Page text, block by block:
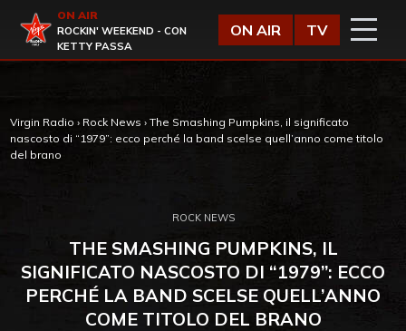
Virgin Radio
ON AIR
ROCKIN' WEEKEND - CON
KETTY PASSA
ON AIR TV
Virgin Radio › Rock News › The Smashing Pumpkins, il significato
nascosto di “1979”: ecco perché la band scelse quell’anno come titolo
del brano
ROCK NEWS
THE SMASHING PUMPKINS, IL
SIGNIFICATO NASCOSTO DI “1979”: ECCO
PERCHÉ LA BAND SCELSE QUELL’ANNO
COME TITOLO DEL BRANO